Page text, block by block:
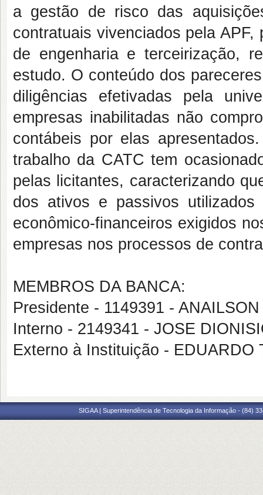
a gestão de risco das
contratuais vivenciados pela
de engenharia e terceirização,
estudo. O conteúdo dos
diligências efetivadas pela
empresas inabilitadas não
contábeis por elas
trabalho da CATC tem
pelas licitantes, caracterizando
dos ativos e passivos
econômico-financeiros exigidos
empresas nos processos de
MEMBROS DA BANCA:
Presidente - 1149391 -
Interno - 2149341 - JOSE
Externo à Instituição - EDUARDO
SIGAA | Superintendência de Tecnologia da Informação - (84)